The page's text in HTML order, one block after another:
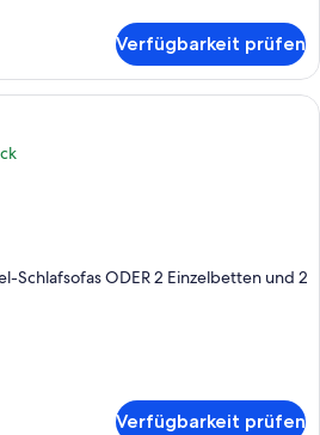
Verfügbarkeit prüfen
Ein modernes Schlafzimmer mit
Schlafsofas ODER 2 Einzelbetten und 2
Verfügbarkeit prüfen